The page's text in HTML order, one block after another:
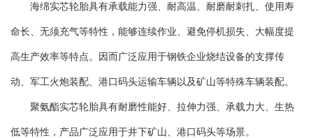
海绵实芯轮胎具有承载能力强、耐高温、耐磨耐刺扎、使用寿
命长、无须充气等特性，能够连续作业、避免停机损失、大幅度提
高生产效率等特点。因而广泛应用于钢铁企业烧结设备的支撑传
动、军工火炮装配、港口码头运输车辆以及矿山等特殊车辆装配。
聚氨酯实芯轮胎具有耐磨性能好、拉伸力强、承载力大、生热
低等特性，产品广泛应用于井下矿山、港口码头等场景。